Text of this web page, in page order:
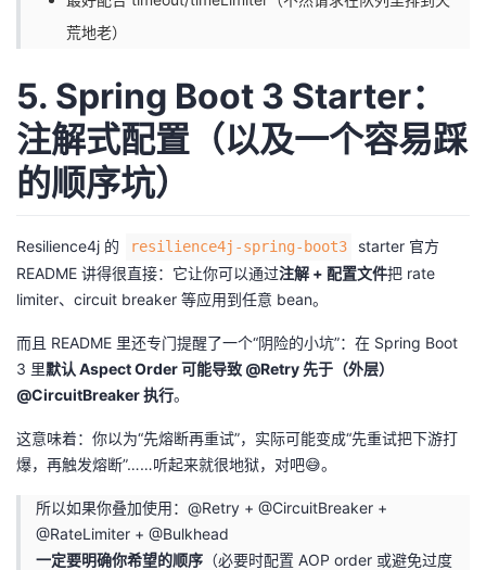
荒地老）
5. Spring Boot 3 Starter：
注解式配置（以及一个容易踩
的顺序坑）
Resilience4j 的 resilience4j-spring-boot3
starter 官方
README 讲得很直接：它让你可以通过注解 + 配置文件把 rate
limiter、circuit breaker 等应用到任意 bean。
而且 README 里还专门提醒了一个“阴险的小坑”：在 Spring Boot
3 里默认 Aspect Order 可能导致 @Retry 先于（外层）
@CircuitBreaker 执行。
这意味着：你以为“先熔断再重试”，实际可能变成“先重试把下游打
爆，再触发熔断”……听起来就很地狱，对吧😅。
所以如果你叠加使用：@Retry + @CircuitBreaker +
@RateLimiter + @Bulkhead
一定要明确你希望的顺序（必要时配置 AOP order 或避免过度